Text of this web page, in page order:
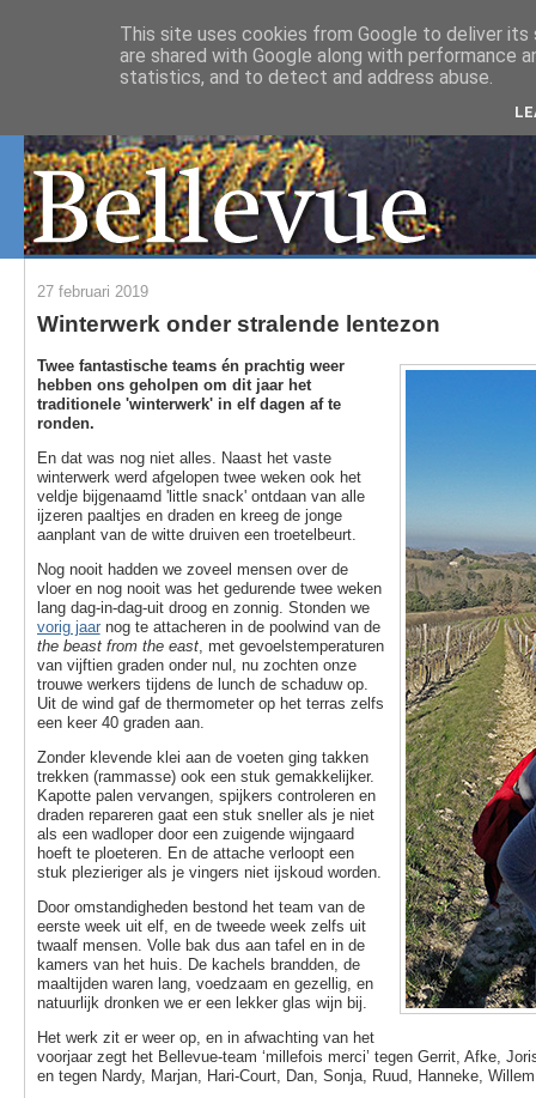
27 februari 2019
Winterwerk onder stralende lentezon
Twee fantastische teams én prachtig weer
hebben ons geholpen om dit jaar het
traditionele 'winterwerk' in elf dagen af te
ronden.
En dat was nog niet alles. Naast het vaste
winterwerk werd afgelopen twee weken ook het
veldje bijgenaamd 'little snack' ontdaan van alle
ijzeren paaltjes en draden en kreeg de jonge
aanplant van de witte druiven een troetelbeurt.
Nog nooit hadden we zoveel mensen over de
vloer en nog nooit was het gedurende twee weken
lang dag-in-dag-uit droog en zonnig. Stonden we
vorig jaarnog te attacheren in de poolwind van de
the beast from the east, met gevoelstemperaturen
van vijftien graden onder nul, nu zochten onze
trouwe werkers tijdens de lunch de schaduw op.
Uit de wind gaf de thermometer op het terras zelfs
een keer 40 graden aan.
Zonder klevende klei aan de voeten ging takken
trekken (rammasse) ook een stuk gemakkelijker.
Kapotte palen vervangen, spijkers controleren en
draden repareren gaat een stuk sneller als je niet
als een wadloper door een zuigende wijngaard
hoeft te ploeteren. En de attache verloopt een
stuk plezieriger als je vingers niet ijskoud worden.
Door omstandigheden bestond het team van de
eerste week uit elf, en de tweede week zelfs uit
twaalf mensen. Volle bak dus aan tafel en in de
kamers van het huis. De kachels brandden, de
maaltijden waren lang, voedzaam en gezellig, en
natuurlijk dronken we er een lekker glas wijn bij.
Het werk zit er weer op, en in afwachting van het
voorjaar zegt het Bellevue-team ‘millefois merci’ tegen Gerrit, Afke,
en tegen Nardy, Marjan, Hari-Court, Dan, Sonja, Ruud, Hanneke,
This site uses cookies from Google to deliver
are shared with Google along with performance
statistics, and to detect and address abuse.